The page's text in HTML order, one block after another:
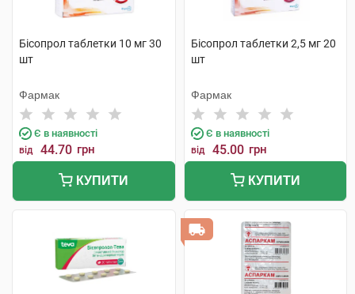
Бісопрол таблетки 10 мг 30
шт
Фармак
Є в наявності
від 44.70 грн
КУПИТИ
Бісопрол таблетки 2,5 мг 20
шт
Фармак
Є в наявності
від 45.00 грн
КУПИТИ